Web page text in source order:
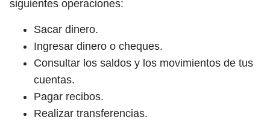
siguientes operaciones:
Sacar dinero.
Ingresar dinero o cheques.
Consultar los saldos y los movimientos de tus
cuentas.
Pagar recibos.
Realizar transferencias.